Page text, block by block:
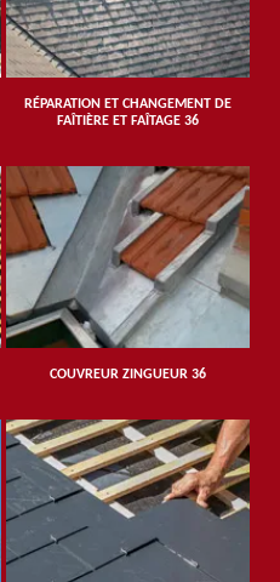
RÉPARATION ET CHANGEMENT DE
FAÎTIÈRE ET FAÎTAGE 36
COUVREUR ZINGUEUR 36